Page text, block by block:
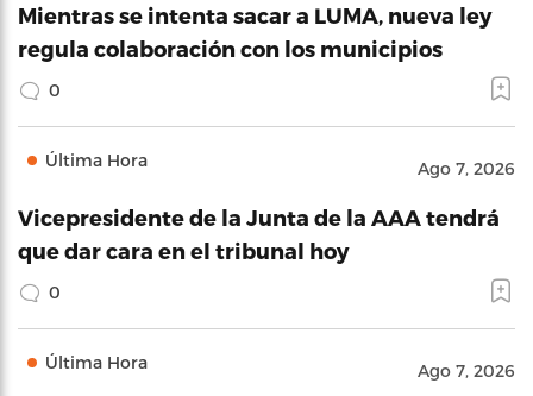
Mientras se intenta sacar a LUMA, nueva ley
regula colaboración con los municipios
0
Última Hora Ago 7, 2026
Vicepresidente de la Junta de la AAA tendrá
que dar cara en el tribunal hoy
0
Última Hora Ago 7, 2026